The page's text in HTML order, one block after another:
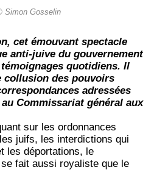
Simon Gosselin
cet émouvant spectacle
anti-juive du gouvernement
quotidiens. Il
collusion des pouvoirs
adressées
Commissariat général aux
sur les ordonnances
juifs, les interdictions qui
les déportations, le
fait aussi royaliste que le